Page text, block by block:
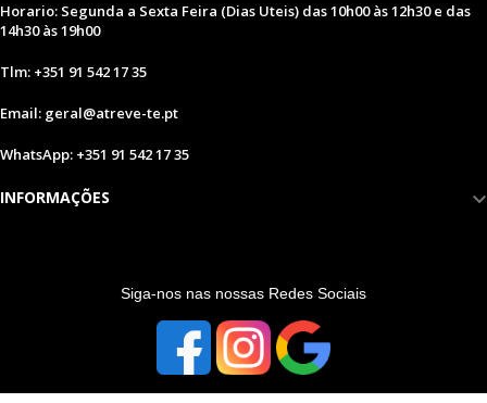
Horario: Segunda a Sexta Feira (Dias Uteis) das 10h00 às 12h30 e das
14h30 às 19h00
Tlm: +351 91 542 17 35
Email: geral@atreve-te.pt
WhatsApp: +351 91 542 17 35
INFORMAÇÕES
Siga-nos nas nossas Redes Sociais